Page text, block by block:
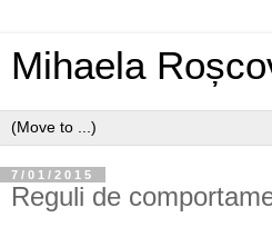
Mihaela
7/01/2015
Reguli de